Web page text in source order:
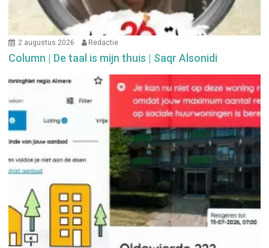
2 augustus 2026 Redactie
Column | De taal is mijn thuis | Saqr Alsonidi